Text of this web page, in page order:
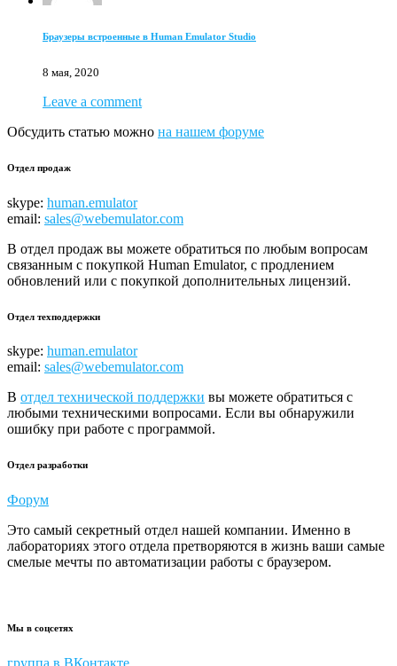
Браузеры встроенные в Human Emulator Studio
8 мая, 2020
Leave a comment
Обсудить статью можно на нашем форуме
Отдел продаж
skype: human.emulator
email: sales@webemulator.com
В отдел продаж вы можете обратиться по любым вопросам
связанным с покупкой Human Emulator, с продлением
обновлений или с покупкой дополнительных лицензий.
Отдел техподдержки
skype: human.emulator
email: sales@webemulator.com
В отдел технической поддержки вы можете обратиться с
любыми техническими вопросами. Если вы обнаружили
ошибку при работе с программой.
Отдел разработки
Форум
Это самый секретный отдел нашей компании. Именно в
лабораториях этого отдела претворяются в жизнь ваши самые
смелые мечты по автоматизации работы с браузером.
Мы в соцсетях